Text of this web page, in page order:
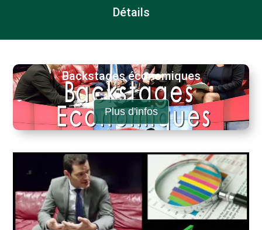
Détails
Backstages économiques
Plus d'infos